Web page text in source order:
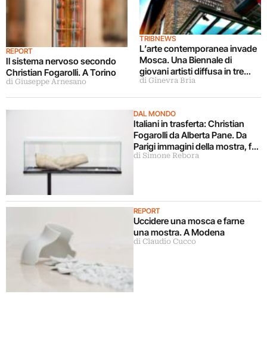
REPORT
Il sistema nervoso secondo
Christian Fogarolli. A Torino
di Giuseppe Arnesano
TRIBNEWS
L’arte contemporanea invade
Mosca. Una Biennale di
giovani artisti diffusa in tre
sedi
di Ginevra Bria
DAL MONDO
Italiani in trasferta: Christian
Fogarolli da Alberta Pane. Da
Parigi immagini della mostra, fra
archeologia e chirurgia estetica
di Simone Rebora
REPORT
Uccidere una mosca e farne
una mostra. A Modena
di Claudio Cucco